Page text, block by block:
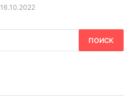
16.10.2022